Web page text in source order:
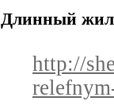
Длинный
http://